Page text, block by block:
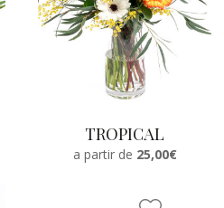
TROPICAL
a partir de 25,00€